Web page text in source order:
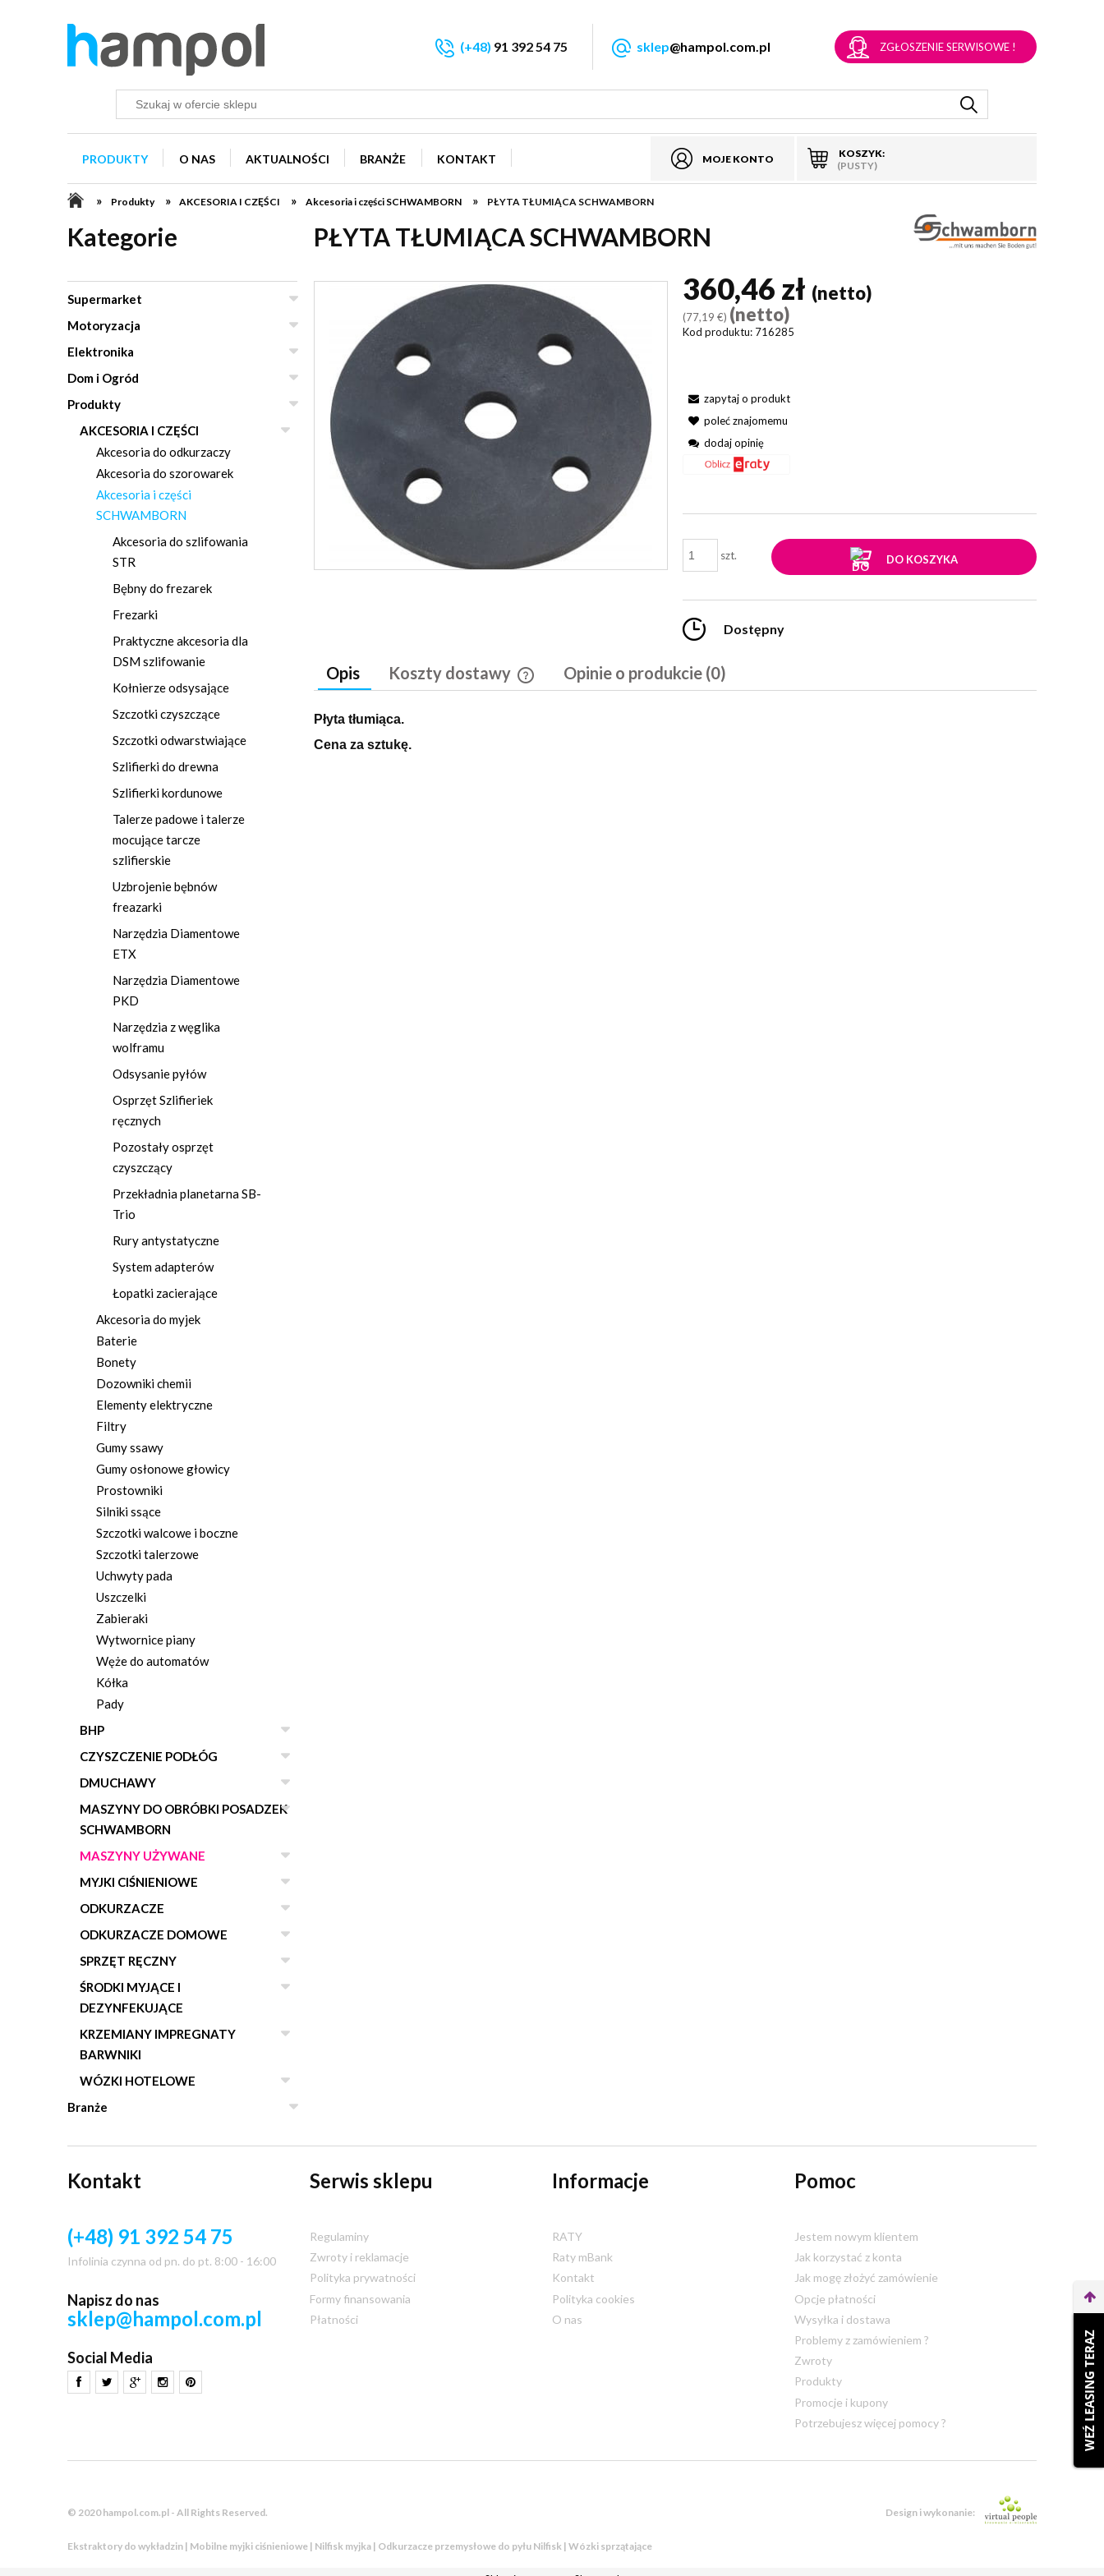
MOJE KONTO
KOSZYK:
(PUSTY)
(+48) 91 392 54 75 sklep@hampol.com.pl ZGŁOSZENIE SERWISOWE !
PRODUKTY O NAS AKTUALNOŚCI BRANŻE KONTAKT
» Produkty » AKCESORIA I CZĘŚCI » Akcesoria i części SCHWAMBORN » PŁYTA TŁUMIĄCA SCHWAMBORN
Kategorie
Supermarket
Motoryzacja
Elektronika
Dom i Ogród
Produkty
AKCESORIA I CZĘŚCI
Akcesoria do odkurzaczy
Akcesoria do szorowarek
Akcesoria i części
SCHWAMBORN
Akcesoria do szlifowania
STR
Bębny do frezarek
Frezarki
Praktyczne akcesoria dla
DSM szlifowanie
Kołnierze odsysające
Szczotki czyszczące
Szczotki odwarstwiające
Szlifierki do drewna
Szlifierki kordunowe
Talerze padowe i talerze
mocujące tarcze
szlifierskie
Uzbrojenie bębnów
freazarki
Narzędzia Diamentowe
ETX
Narzędzia Diamentowe
PKD
Narzędzia z węglika
wolframu
Odsysanie pyłów
Osprzęt Szlifieriek
ręcznych
Pozostały osprzęt
czyszczący
Przekładnia planetarna SB-
Trio
Rury antystatyczne
System adapterów
Łopatki zacierające
Akcesoria do myjek
Baterie
Bonety
Dozowniki chemii
Elementy elektryczne
Filtry
Gumy ssawy
Gumy osłonowe głowicy
Prostowniki
Silniki ssące
Szczotki walcowe i boczne
Szczotki talerzowe
Uchwyty pada
Uszczelki
Zabieraki
Wytwornice piany
Węże do automatów
Kółka
Pady
BHP
CZYSZCZENIE PODŁÓG
DMUCHAWY
MASZYNY DO OBRÓBKI POSADZEK
SCHWAMBORN
MASZYNY UŻYWANE
MYJKI CIŚNIENIOWE
ODKURZACZE
ODKURZACZE DOMOWE
SPRZĘT RĘCZNY
ŚRODKI MYJĄCE I
DEZYNFEKUJĄCE
KRZEMIANY IMPREGNATY
BARWNIKI
WÓZKI HOTELOWE
Branże
PŁYTA TŁUMIĄCA SCHWAMBORN
360,46 zł (netto)
(77,19 €) (netto)
Kod produktu: 716285
zapytaj o produkt
poleć znajomemu
dodaj opinię
szt. DO KOSZYKA
Dostępny
Opis Koszty dostawy Opinie o produkcie (0)
Płyta tłumiąca.
Cena za sztukę.
Kontakt
(+48) 91 392 54 75
Infolinia czynna od pn. do pt. 8:00 - 16:00
Napisz do nas
sklep@hampol.com.pl
Social Media
Serwis sklepu
Regulaminy
Zwroty i reklamacje
Polityka prywatności
Formy finansowania
Płatności
Informacje
RATY
Raty mBank
Kontakt
Polityka cookies
O nas
Pomoc
Jestem nowym klientem
Jak korzystać z konta
Jak mogę złożyć zamówienie
Opcje płatności
Wysyłka i dostawa
Problemy z zamówieniem ?
Zwroty
Produkty
Promocje i kupony
Potrzebujesz więcej pomocy ?
© 2020 hampol.com.pl - All Rights Reserved. Design i wykonanie:
Ekstraktory do wykładzin | Mobilne myjki ciśnieniowe | Nilfisk myjka | Odkurzacze przemysłowe do pyłu Nilfisk | Wózki sprzątające
WEŹ LEASING TERAZ